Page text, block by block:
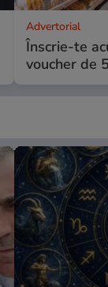
Advertorial
Înscrie-te
voucher de